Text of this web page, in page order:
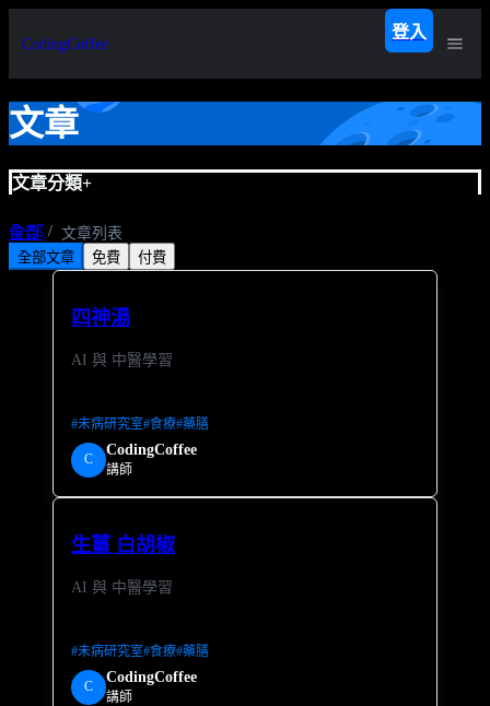
CodingCoffee
登入
文章
文章分類+
全部
預設類別
首頁
文章列表
全部文章
免費 付費
四神湯
AI 與 中醫學習
#未病研究室#食療#藥膳
C
CodingCoffee
講師
生薑 白胡椒
AI 與 中醫學習
#未病研究室#食療#藥膳
C
CodingCoffee
講師